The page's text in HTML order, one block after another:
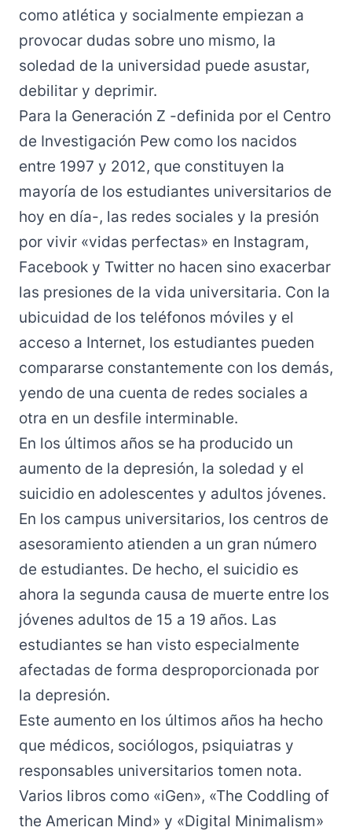
como atlética y socialmente empiezan a
provocar dudas sobre uno mismo, la
soledad de la universidad puede asustar,
debilitar y deprimir.
Para la Generación Z -definida por el Centro
de Investigación Pew como los nacidos
entre 1997 y 2012, que constituyen la
mayoría de los estudiantes universitarios de
hoy en día-, las redes sociales y la presión
por vivir «vidas perfectas» en Instagram,
Facebook y Twitter no hacen sino exacerbar
las presiones de la vida universitaria. Con la
ubicuidad de los teléfonos móviles y el
acceso a Internet, los estudiantes pueden
compararse constantemente con los demás,
yendo de una cuenta de redes sociales a
otra en un desfile interminable.
En los últimos años se ha producido un
aumento de la depresión, la soledad y el
suicidio en adolescentes y adultos jóvenes.
En los campus universitarios, los centros de
asesoramiento atienden a un gran número
de estudiantes. De hecho, el suicidio es
ahora la segunda causa de muerte entre los
jóvenes adultos de 15 a 19 años. Las
estudiantes se han visto especialmente
afectadas de forma desproporcionada por
la depresión.
Este aumento en los últimos años ha hecho
que médicos, sociólogos, psiquiatras y
responsables universitarios tomen nota.
Varios libros como «iGen», «The Coddling of
the American Mind» y «Digital Minimalism»